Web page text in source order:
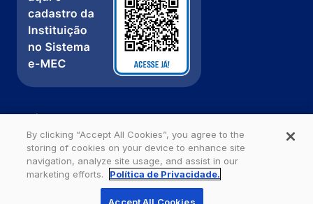
Política de Privacidade
Fale com a gente
Ouvidoria
By clicking “Accept All Cookies”, you agree to the
storing of cookies on your device to enhance site
navigation, analyze site usage, and assist in our
marketing efforts.
Política de Privacidade.